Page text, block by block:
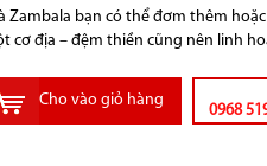
Zambala bạn có thể đơm thêm
cơ địa – đệm thiền cũng nên linh
Cho vào giỏ hàng
0968